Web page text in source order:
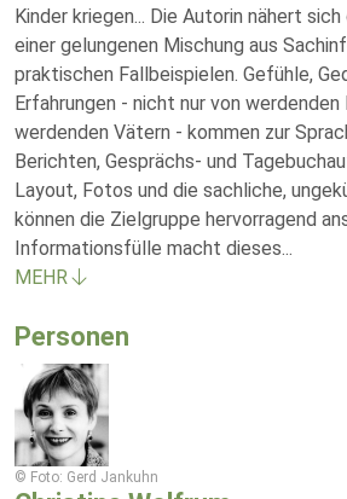
Kinder kriegen... Die Autorin nähert
einer gelungenen Mischung aus
praktischen Fallbeispielen. Gefühle,
Erfahrungen - nicht nur von
werdenden Vätern - kommen zur
Berichten, Gesprächs- und
Layout, Fotos und die sachliche,
können die Zielgruppe hervorragend
Informationsfülle macht dieses...
MEHR
Personen
© Foto: Gerd Jankuhn